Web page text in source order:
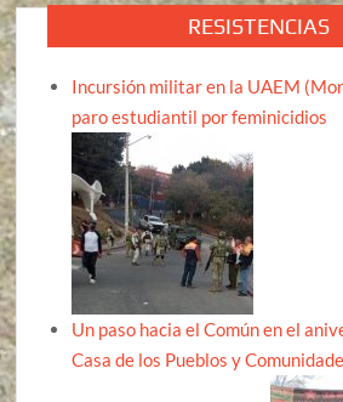
RESISTENCIAS
Incursión militar en la UAEM
paro estudiantil por feminicidios
Un paso hacia el Común en el
Casa de los Pueblos y